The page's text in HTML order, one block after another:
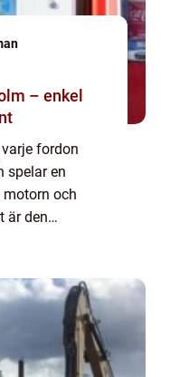
– enkel
fordon
spelar en
och
är den